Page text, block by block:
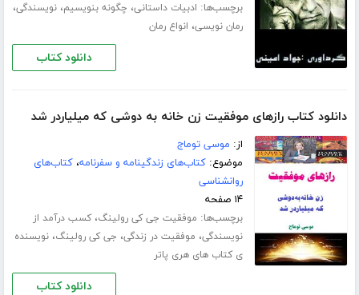
برچسب‌ها: ادبیات داستانی، چگونه بنویسیم،نویسندگی،
رمان نویسی، انواع رمان
دانلود کتاب
دانلود کتاب رازهای موفقیت زن خانه به دوشی که میلیاردر شد
از: موسی توماج
موضوع:کتاب‌های زندگینامه و سفرنامه،کتاب‌های
روانشناسی
۱۴ صفحه
برچسب‌ها: موفقیت جی کی رولینگ،کسب درآمد از
نویسندگی، موفقیت در زندگی، جی کی رولینگ،نویسنده
ی کتاب های هری پاتر
دانلود کتاب